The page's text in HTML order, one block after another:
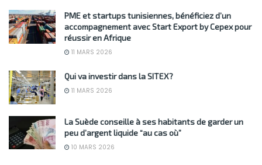
PME et startups tunisiennes, bénéficiez d’un
accompagnement avec Start Export by Cepex pour
réussir en Afrique
11 MARS 2026
Qui va investir dans la SITEX?
11 MARS 2026
La Suède conseille à ses habitants de garder un
peu d’argent liquide “au cas où”
10 MARS 2026